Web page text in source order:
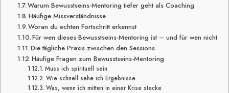
Warum Bewusstseins-Mentoring tiefer geht als Coaching
Häufige Missverständnisse
Woran du echten Fortschritt erkennst
Für wen dieses Bewusstseins-Mentoring ist – und für wen nicht
Die tägliche Praxis zwischen den Sessions
Häufige Fragen zum Bewusstseins-Mentoring
Muss ich spirituell sein
Wie schnell sehe ich Ergebnisse
Was, wenn ich mitten in einer Krise stecke